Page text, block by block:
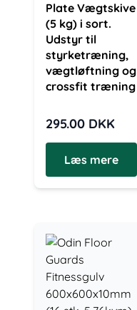
Plate Vægtskive
(5 kg) i sort.
Udstyr til
styrketræning,
vægtløftning og
crossfit træning
295.00 DKK
Læs mere